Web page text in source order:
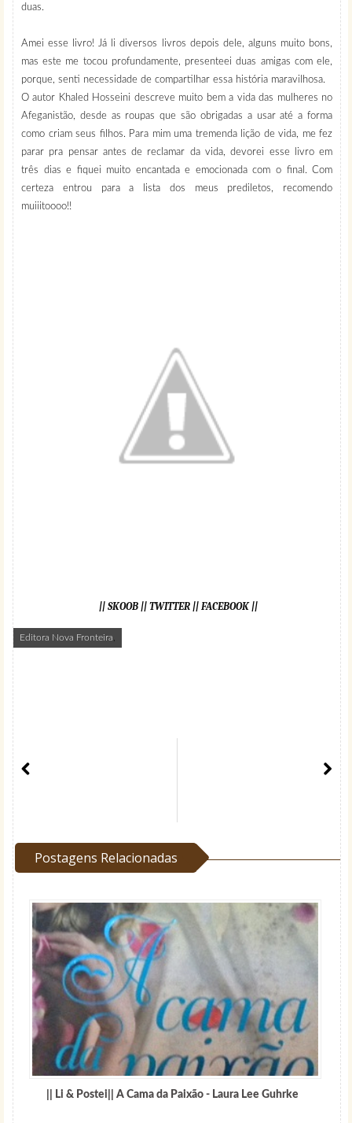
Editora Nova Fronteira
duas.
Amei esse livro! Já li diversos livros depois dele, alguns muito bons,
mas este me tocou profundamente, presenteei duas amigas com ele,
porque, senti necessidade de compartilhar essa história maravilhosa.
O autor Khaled Hosseini descreve muito bem a vida das mulheres no
Afeganistão, desde as roupas que são obrigadas a usar até a forma
como criam seus filhos. Para mim uma tremenda lição de vida, me fez
parar pra pensar antes de reclamar da vida, devorei esse livro em
três dias e fiquei muito encantada e emocionada com o final. Com
certeza entrou para a lista dos meus prediletos, recomendo
muiiitoooo!!
|| SKOOB|| TWITTER || FACEBOOK||
Postagens Relacionadas
|| Li & Postei|| A Cama da Paixão - Laura Lee Guhrke